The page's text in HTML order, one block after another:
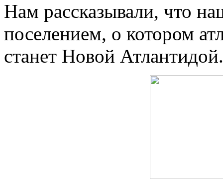
Нам рассказывали, что
поселением, о котором
станет Новой Атлантидой.